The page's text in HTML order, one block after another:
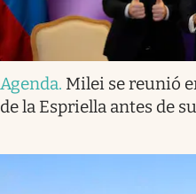
Agenda. Milei se reunió
de la Espriella antes de